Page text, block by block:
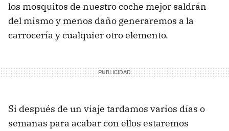
los mosquitos de nuestro coche mejor saldrán
del mismo y menos daño generaremos a la
carrocería y cualquier otro elemento.
Si después de un viaje tardamos varios días o
semanas para acabar con ellos estaremos